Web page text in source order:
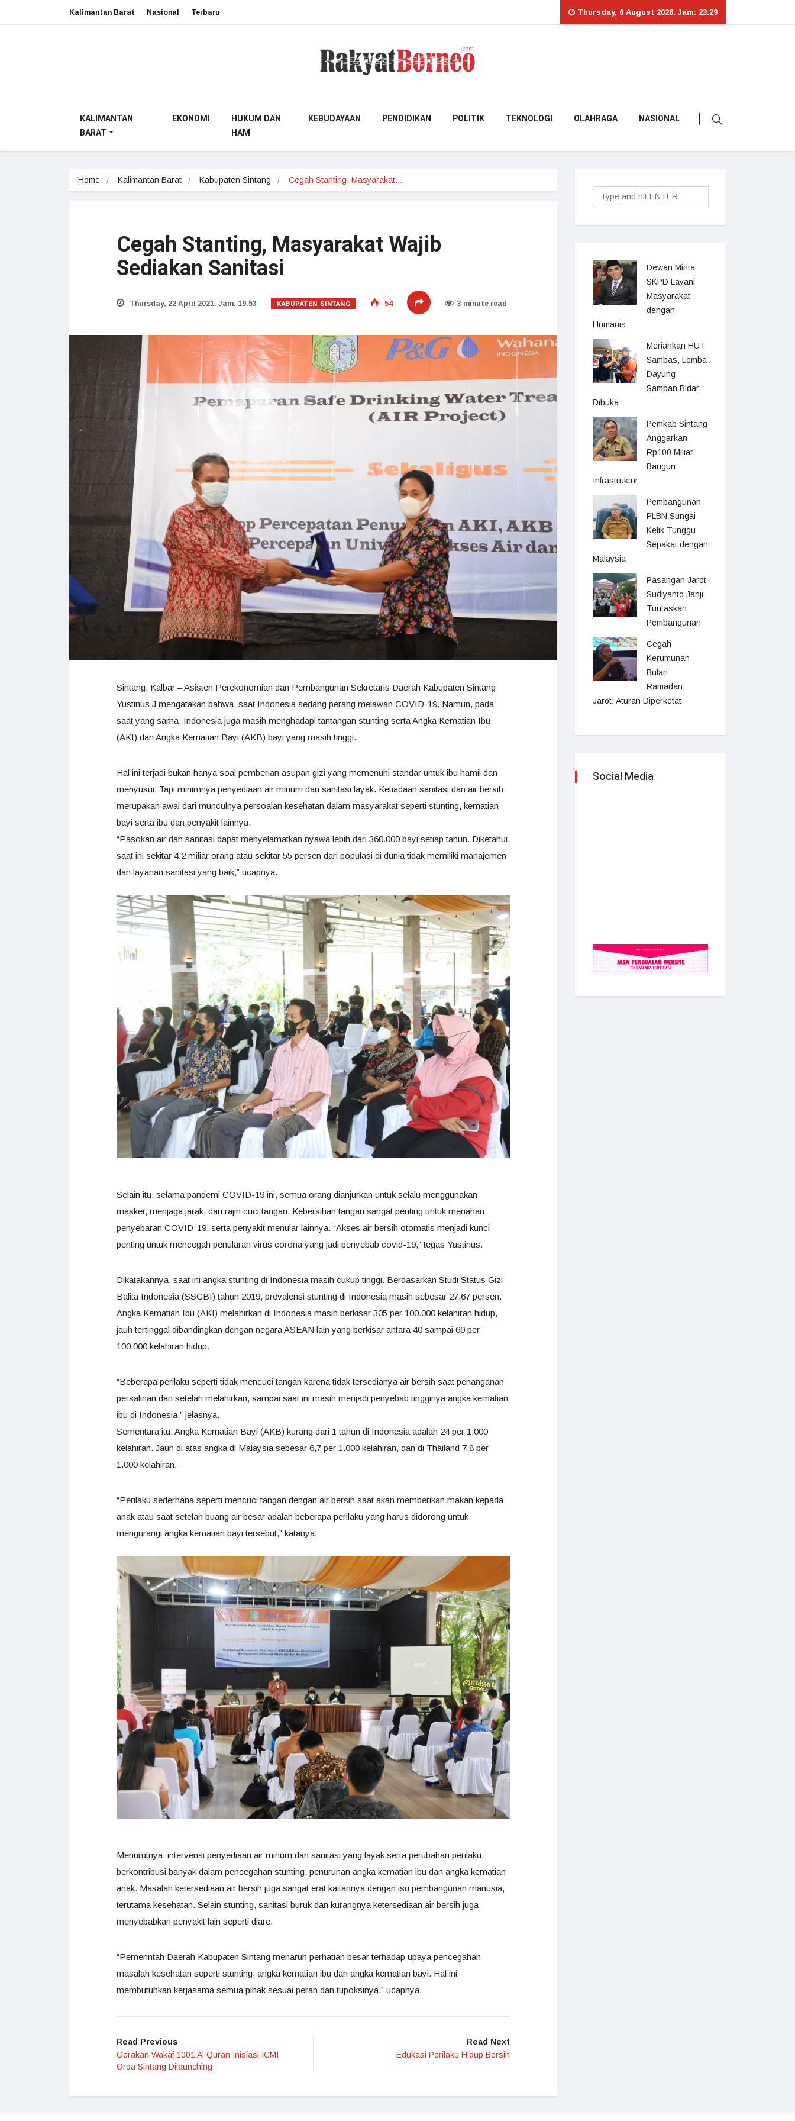
Kalimantan Barat Nasional Terbaru Thursday, 6 August 2026. Jam: 23:29
KALIMANTAN
BARAT
EKONOMI
HUKUM DAN
HAM
KEBUDAYAAN PENDIDIKAN POLITIK TEKNOLOGI OLAHRAGA NASIONAL
Home Kalimantan Barat Kabupaten Sintang Cegah Stanting, Masyarakat…
Cegah Stanting, Masyarakat Wajib
Sediakan Sanitasi
Thursday, 22 April 2021. Jam: 19:53 KABUPATEN SINTANG 54 3 minute read
Sintang, Kalbar – Asisten Perekonomian dan Pembangunan Sekretaris Daerah Kabupaten Sintang
Yustinus J mengatakan bahwa, saat Indonesia sedang perang melawan COVID-19. Namun, pada
saat yang sama, Indonesia juga masih menghadapi tantangan stunting serta Angka Kematian Ibu
(AKI) dan Angka Kematian Bayi (AKB) bayi yang masih tinggi.
Hal ini terjadi bukan hanya soal pemberian asupan gizi yang memenuhi standar untuk ibu hamil dan
menyusui. Tapi minimnya penyediaan air minum dan sanitasi layak. Ketiadaan sanitasi dan air bersih
merupakan awal dari munculnya persoalan kesehatan dalam masyarakat seperti stunting, kematian
bayi serta ibu dan penyakit lainnya.
“Pasokan air dan sanitasi dapat menyelamatkan nyawa lebih dari 360.000 bayi setiap tahun. Diketahui,
saat ini sekitar 4,2 miliar orang atau sekitar 55 persen dari populasi di dunia tidak memiliki manajemen
dan layanan sanitasi yang baik,” ucapnya.
Selain itu, selama pandemi COVID-19 ini, semua orang dianjurkan untuk selalu menggunakan
masker, menjaga jarak, dan rajin cuci tangan. Kebersihan tangan sangat penting untuk menahan
penyebaran COVID-19, serta penyakit menular lainnya. “Akses air bersih otomatis menjadi kunci
penting untuk mencegah penularan virus corona yang jadi penyebab covid-19,” tegas Yustinus.
Dikatakannya, saat ini angka stunting di Indonesia masih cukup tinggi. Berdasarkan Studi Status Gizi
Balita Indonesia (SSGBI) tahun 2019, prevalensi stunting di Indonesia masih sebesar 27,67 persen.
Angka Kematian Ibu (AKI) melahirkan di Indonesia masih berkisar 305 per 100.000 kelahiran hidup,
jauh tertinggal dibandingkan dengan negara ASEAN lain yang berkisar antara 40 sampai 60 per
100.000 kelahiran hidup.
“Beberapa perilaku seperti tidak mencuci tangan karena tidak tersedianya air bersih saat penanganan
persalinan dan setelah melahirkan, sampai saat ini masih menjadi penyebab tingginya angka kematian
ibu di Indonesia,” jelasnya.
Sementara itu, Angka Kematian Bayi (AKB) kurang dari 1 tahun di Indonesia adalah 24 per 1.000
kelahiran. Jauh di atas angka di Malaysia sebesar 6,7 per 1.000 kelahiran, dan di Thailand 7,8 per
1.000 kelahiran.
“Perilaku sederhana seperti mencuci tangan dengan air bersih saat akan memberikan makan kepada
anak atau saat setelah buang air besar adalah beberapa perilaku yang harus didorong untuk
mengurangi angka kematian bayi tersebut,” katanya.
Menurutnya, intervensi penyediaan air minum dan sanitasi yang layak serta perubahan perilaku,
berkontribusi banyak dalam pencegahan stunting, penurunan angka kematian ibu dan angka kematian
anak. Masalah ketersediaan air bersih juga sangat erat kaitannya dengan isu pembangunan manusia,
terutama kesehatan. Selain stunting, sanitasi buruk dan kurangnya ketersediaan air bersih juga
menyebabkan penyakit lain seperti diare.
“Pemerintah Daerah Kabupaten Sintang menaruh perhatian besar terhadap upaya pencegahan
masalah kesehatan seperti stunting, angka kematian ibu dan angka kematian bayi. Hal ini
membutuhkan kerjasama semua pihak sesuai peran dan tupoksinya,” ucapnya.
Read Previous
Gerakan Wakaf 1001 Al Quran Inisiasi ICMI
Orda Sintang Dilaunching
Read Next
Edukasi Perilaku Hidup Bersih
Dewan Minta
SKPD Layani
Masyarakat
dengan
Humanis
Meriahkan HUT
Sambas, Lomba
Dayung
Sampan Bidar
Dibuka
Pemkab Sintang
Anggarkan
Rp100 Miliar
Bangun
Infrastruktur
Pembangunan
PLBN Sungai
Kelik Tunggu
Sepakat dengan
Malaysia
Pasangan Jarot
Sudiyanto Janji
Tuntaskan
Pembangunan
Cegah
Kerumunan
Bulan
Ramadan,
Jarot: Aturan Diperketat
Social Media